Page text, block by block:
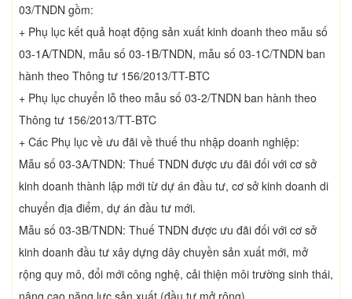
03/TNDN gồm:
+ Phụ lục kết quả hoạt động sản xuất kinh doanh theo mẫu số
03-1A/TNDN, mẫu số 03-1B/TNDN, mẫu số 03-1C/TNDN ban
hành theo Thông tư 156/2013/TT-BTC
+ Phụ lục chuyển lỗ theo mẫu số 03-2/TNDN ban hành theo
Thông tư 156/2013/TT-BTC
+ Các Phụ lục về ưu đãi về thuế thu nhập doanh nghiệp:
Mẫu số 03-3A/TNDN: Thuế TNDN được ưu đãi đối với cơ sở
kinh doanh thành lập mới từ dự án đầu tư, cơ sở kinh doanh di
chuyển địa điểm, dự án đầu tư mới.
Mẫu số 03-3B/TNDN: Thuế TNDN được ưu đãi đối với cơ sở
kinh doanh đầu tư xây dựng dây chuyền sản xuất mới, mở
rộng quy mô, đổi mới công nghệ, cải thiện môi trường sinh thái,
nâng cao năng lực sản xuất (đầu tư mở rộng).